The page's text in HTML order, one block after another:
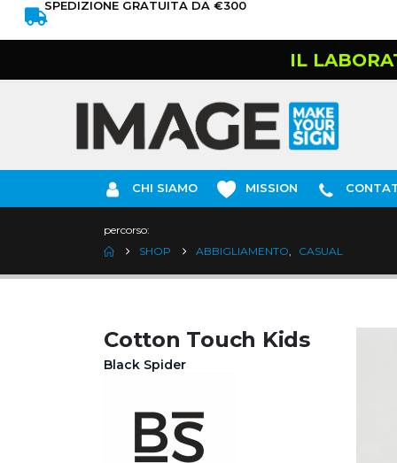
SPEDIZIONE GRATUITA DA €300
IL
CHI SIAMO MISSION
percorso:
SHOP
ABBIGLIAMENTO, CASUAL
Cotton Touch Kids
Black Spider